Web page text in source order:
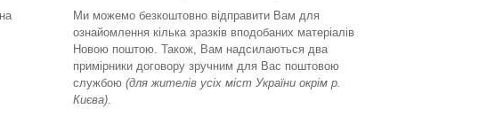
Ми можемо безкоштовно відправити Вам для
ознайомлення кілька зразків вподобаних матеріалів
Новою поштою. Також, Вам надсилаються два
примірники договору зручним для Вас поштовою
службою (для жителів усіх міст України окрім р.
Києва).